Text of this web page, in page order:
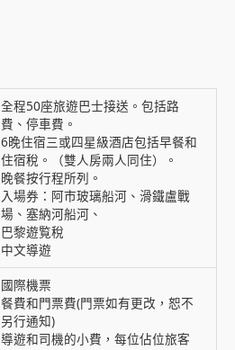
全程50座旅遊巴士接送。包括路
費、停車費。
6晚住宿三或四星級酒店包括早餐和
住宿稅。（雙人房兩人同住）。
晚餐按行程所列。
入場券：阿市玻璃船河、滑鐵盧戰
場、塞納河船河、
巴黎遊覧稅
中文導遊
國際機票
餐費和門票費(門票如有更改，恕不
另行通知)
導遊和司機的小費，每位佔位旅客